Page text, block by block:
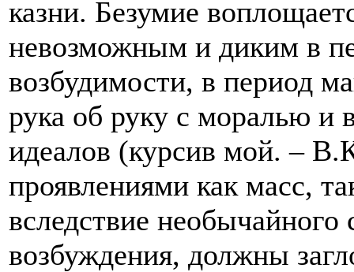
казни. Безумие
невозможным и диким в
возбудимости, в период
рука об руку с моралью и
идеалов (курсив мой. –
проявлениями как масс,
вследствие необычайного
возбуждения, должны